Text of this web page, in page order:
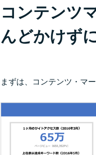
コンテンツ
んどかけず
まずは、コンテンツ・マ